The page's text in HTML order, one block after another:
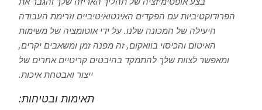
הפרודוקטיביות עם הפקדים האינטואיטיביים וזרימת העבודה
היעילה של המכונה שלנו. על ידי אוטומציה של משימות
האיטום והכיסוי בוואקום, זה מפנה זמן ומשאבים יקרים,
ומאפשר לצוות שלך להתמקד בהיבטים קריטיים אחרים של
ייצור ואבטחת איכות.
תאימות ובטיחות: